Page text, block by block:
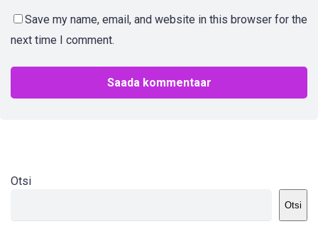
Save my name, email, and website in this browser for the
next time I comment.
Otsi
Otsi